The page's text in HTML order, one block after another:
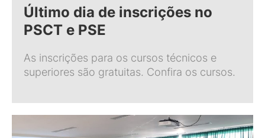
Último dia de inscrições no
PSCT e PSE
As inscrições para os cursos técnicos e
superiores são gratuitas. Confira os cursos.